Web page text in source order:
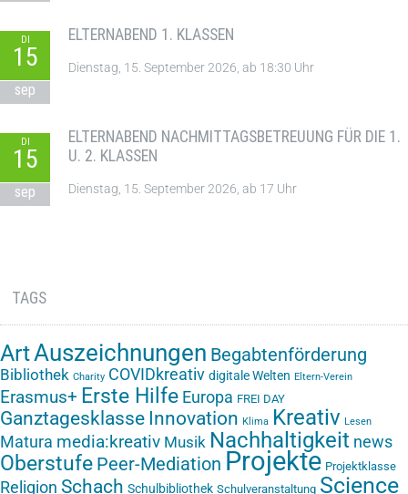
DI
15
sep
ELTERNABEND 1. KLASSEN
Dienstag, 15. September 2026, ab 18:30 Uhr
DI
15
sep
ELTERNABEND NACHMITTAGSBETREUUNG FÜR DIE 1.
U. 2. KLASSEN
Dienstag, 15. September 2026, ab 17 Uhr
TAGS
ArtAuszeichnungen Begabtenförderung
Bibliothek Charity COVIDkreativ digitale Welten Eltern-Verein
Erasmus+ Erste Hilfe Europa FREI DAY
Ganztagesklasse Innovation Klima Kreativ Lesen
Matura media:kreativ Musik Nachhaltigkeit news
Oberstufe Peer-Mediation Projekte Projektklasse
Religion Schach Schulbibliothek Schulveranstaltung Science